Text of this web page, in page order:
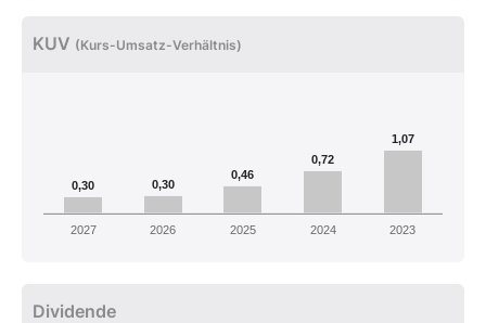
KUV (Kurs-Umsatz-Verhältnis)
0,30 0,30
0,46
0,72
1,07
2027 2026 2025 2024 2023
Dividende